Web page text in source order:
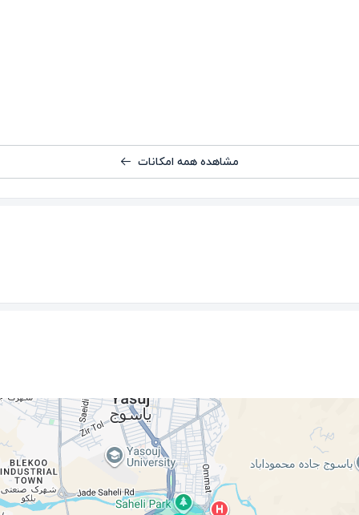
مشاهده همه امکانات